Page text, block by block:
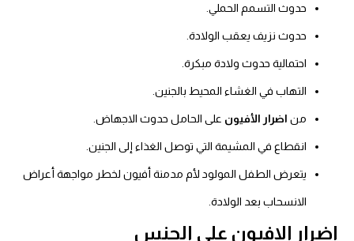
حدوث التسمم الحملي.
حدوث نزيف يعقب الولادة.
احتمالية حدوث ولادة مبكرة.
التهاب في الغشاء المحيط بالجنين.
من اضرار الأفيون على الحامل حدوث الاجهاض.
انقطاع في المشيمة التي توصل الغذاء إلى الجنين.
يتعرض الطفل المولود لأم مدمنة أفيون لخطر مواجهة أعراض
الانسحاب بعد الولادة.
اضرار الافيون على الجنس